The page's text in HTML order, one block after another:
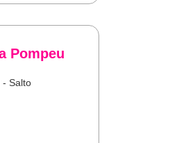
Pompeu
- Salto